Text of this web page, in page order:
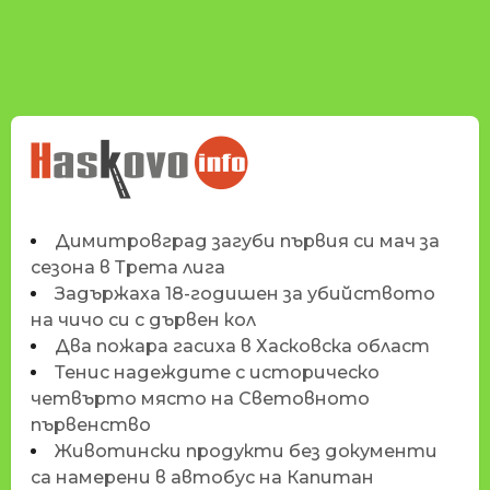
НОВИНИТЕ НА
HASKOVO.INFO
Димитровград загуби първия си мач за
сезона в Трета лига
Задържаха 18-годишен за убийството
на чичо си с дървен кол
Два пожара гасиха в Хасковска област
Тенис надеждите с историческо
четвърто място на Световното
първенство
Животински продукти без документи
са намерени в автобус на Капитан